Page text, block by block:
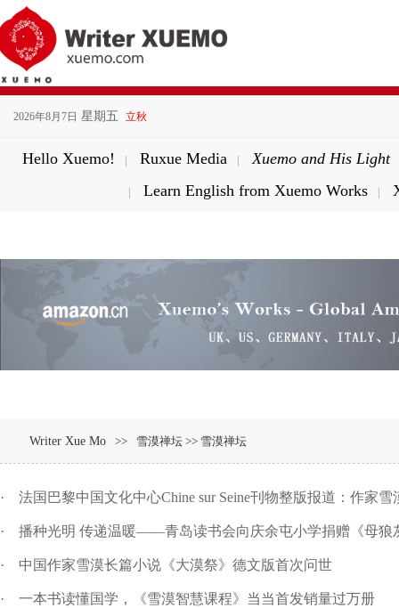
2026年8月7日 星期五 立秋
Hello Xuemo! | Ruxue Media | Xuemo and His Light
| Learn English from Xuemo Works |
Writer Xue Mo >> 雪漠禅坛 >> 雪漠禅坛
· 法国巴黎中国文化中心Chine sur Seine刊物整版报道：作家
· 播种光明 传递温暖——青岛读书会向庆余屯小学捐赠《母狼
· 中国作家雪漠长篇小说《大漠祭》德文版首次问世
· 一本书读懂国学，《雪漠智慧课程》当当首发销量过万册